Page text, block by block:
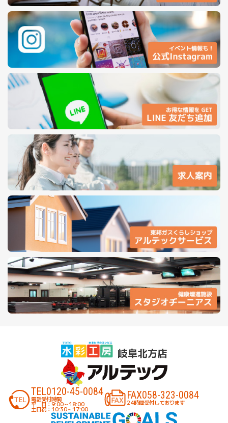
TEL0120-45-0084
電話受付時間
平 日：9:00～18:00
土日祝：10:30～17:00
FAX058-323-0084
24時間受付しております